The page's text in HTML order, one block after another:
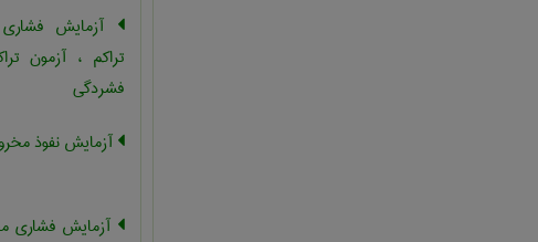
آزمایش
تراکم ، آزمون
فشردگی
آزمایش نفوذ
آزمایش فشاری